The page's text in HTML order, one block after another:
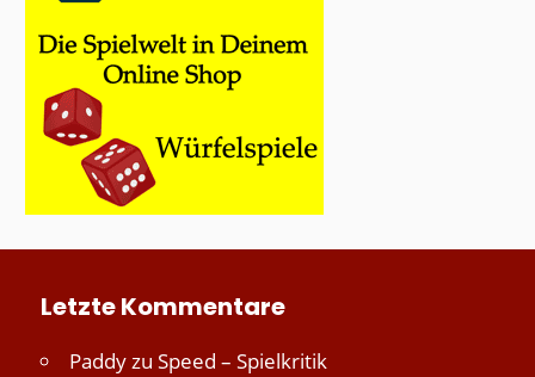
Letzte Kommentare
Paddyzu Speed – Spielkritik